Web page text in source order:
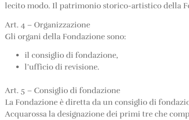
lecito modo. Il patrimonio storico-artistico della
Art. 4 – Organizzazione
Gli organi della Fondazione sono:
il consiglio di fondazione,
l’ufficio di revisione.
Art. 5 – Consiglio di fondazione
La Fondazione è diretta da un consiglio di
Acquarossa la designazione dei primi tre che